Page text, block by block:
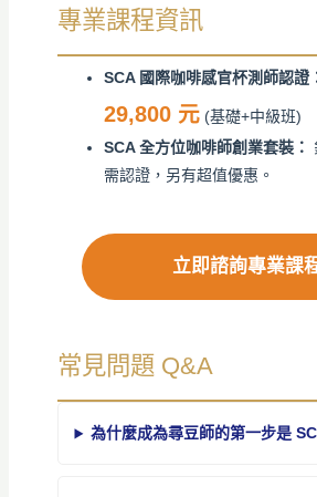
專業課程資訊
SCA 國際咖啡感官杯測師認證
29,800 元(基礎+中級班)
SCA 全方位咖啡師創業套裝：
需認證，另有超值優惠。
立即諮詢專業課
常見問題 Q&A
為什麼成為尋豆師的第一步是